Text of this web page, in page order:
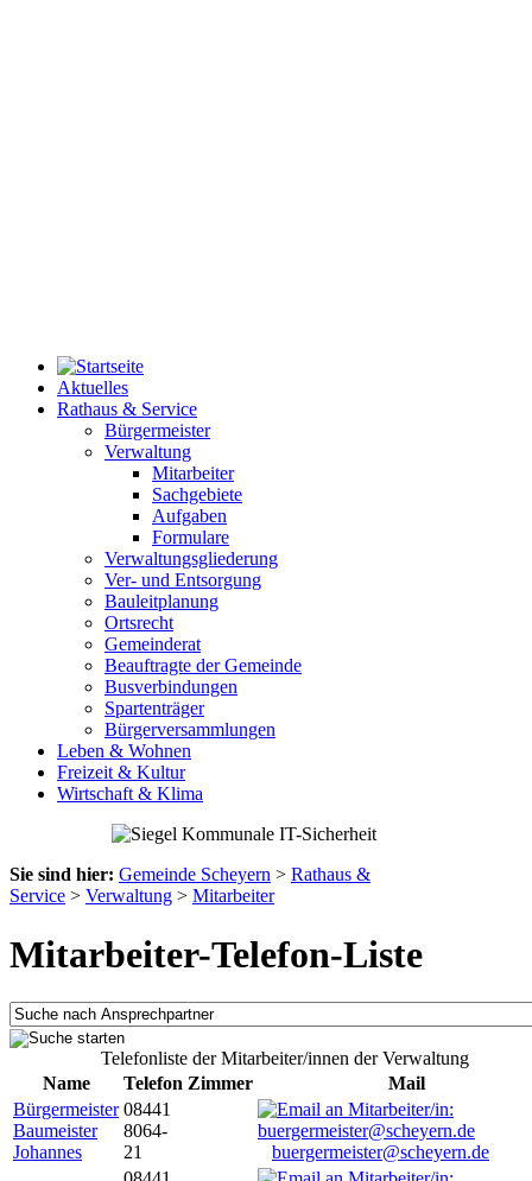
Aktuelles
Rathaus & Service
Bürgermeister
Verwaltung
Mitarbeiter
Sachgebiete
Aufgaben
Formulare
Verwaltungsgliederung
Ver- und Entsorgung
Bauleitplanung
Ortsrecht
Gemeinderat
Beauftragte der Gemeinde
Busverbindungen
Spartenträger
Bürgerversammlungen
Leben & Wohnen
Freizeit & Kultur
Wirtschaft & Klima
Sie sind hier: Gemeinde Scheyern > Rathaus &
Service > Verwaltung > Mitarbeiter
Mitarbeiter-Telefon-Liste
Telefonliste der Mitarbeiter/innen der Verwaltung
Name
Telefon Zimmer
Mail
Bürgermeister
Baumeister
Johannes
08441
8064-
21
buergermeister@scheyern.de